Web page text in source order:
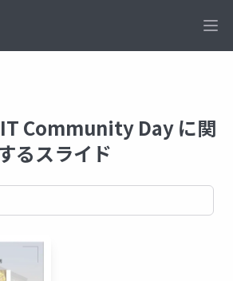
IT Community Day に関
るスライド